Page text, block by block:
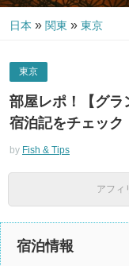
日本 » 関東 » 東京
東京
部屋レポ！【グラ
宿泊記をチェック
by Fish & Tips
アフィ
宿泊情報